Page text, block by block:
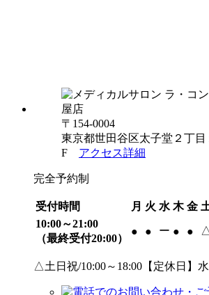
〒154-0004
東京都世田谷区太子堂２丁目
F アクセス詳細
完全予約制
受付時間 月 火 水 木 金
10:00～21:00
（最終受付20:00）
● ● ー ● ●
△土日祝/10:00～18:00【定休日】